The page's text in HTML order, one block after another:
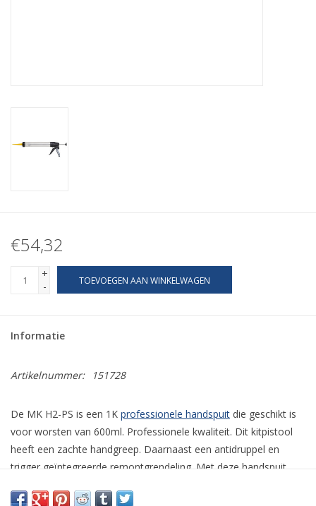
€54,32
+
-
TOEVOEGEN AAN WINKELWAGEN
Informatie
Artikelnummer: 151728
De MK H2-PS is een 1K professionele handspuit die geschikt is
voor worsten van 600ml. Professionele kwaliteit. Dit kitpistool
heeft een zachte handgreep. Daarnaast een antidruppel en
trigger geïntegreerde remontgrendeling. Met deze handspuit
loop. Ook zit er een klik aan/uit zuiger op. Professionele